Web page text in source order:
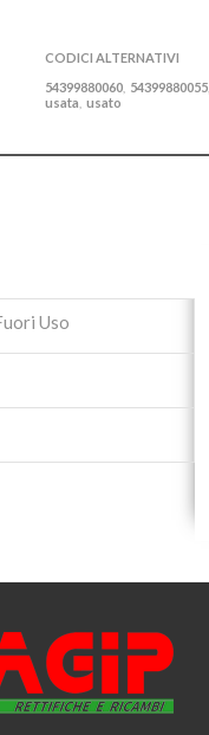
CODICI ALTERNATIVI
54399880060 54399880055
usata usato
Uso